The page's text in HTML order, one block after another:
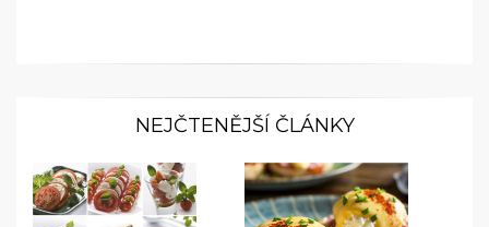
NEJČTENĚJŠÍ ČLÁNKY